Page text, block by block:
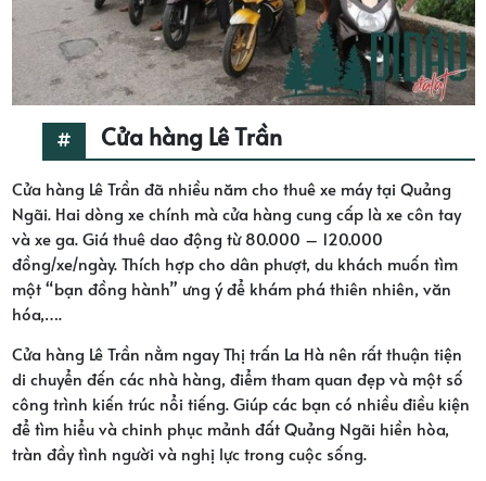
Cửa hàng Lê Trần
Cửa hàng Lê Trần đã nhiều năm cho thuê xe máy tại Quảng
Ngãi. Hai dòng xe chính mà cửa hàng cung cấp là xe côn tay
và xe ga. Giá thuê dao động từ 80.000 – 120.000
đồng/xe/ngày. Thích hợp cho dân phượt, du khách muốn tìm
một “bạn đồng hành” ưng ý để khám phá thiên nhiên, văn
hóa,….
Cửa hàng Lê Trần nằm ngay Thị trấn La Hà nên rất thuận tiện
di chuyển đến các nhà hàng, điểm tham quan đẹp và một số
công trình kiến trúc nổi tiếng. Giúp các bạn có nhiều điều kiện
để tìm hiểu và chinh phục mảnh đất Quảng Ngãi hiền hòa,
tràn đầy tình người và nghị lực trong cuộc sống.